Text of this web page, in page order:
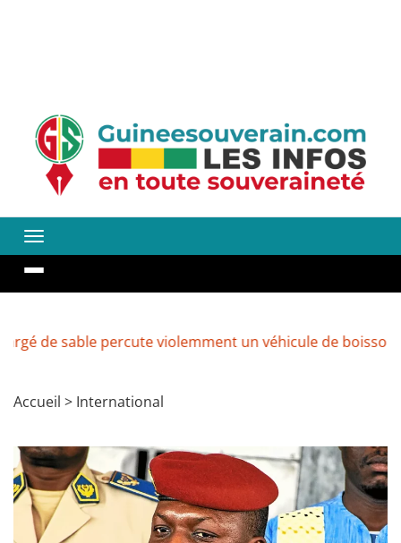
percute violemment un véhicule de boissons à
Accueil > International